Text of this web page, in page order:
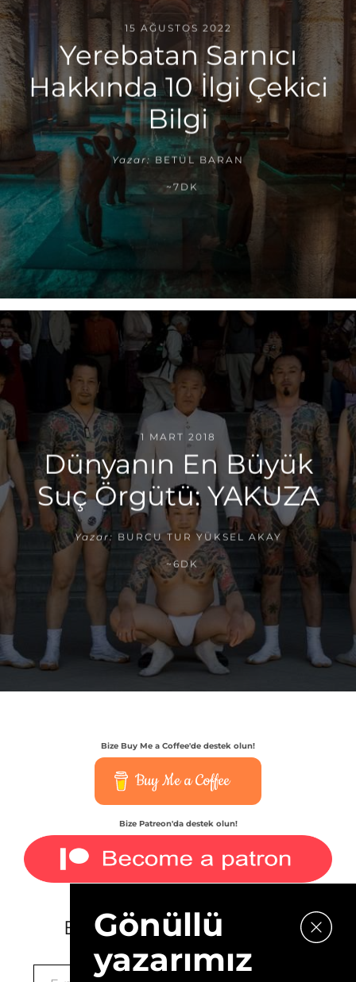
15 AĞUSTOS 2022
Yerebatan Sarnıcı
Hakkında 10 İlgi Çekici
Bilgi
Yazar: BETÜL BARAN
~7DK
1 MART 2018
Dünyanın En Büyük
Suç Örgütü: YAKUZA
Yazar: BURCU TUR YÜKSEL AKAY
~6DK
Bize Buy Me a Coffee'de destek olun!
Buy Me a Coffee
Bize Patreon'da destek olun!
E-bültenimize kaydolun.
Gönüllü
yazarımız